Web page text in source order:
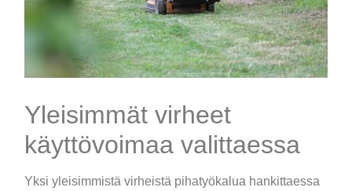
Yleisimmät virheet
käyttövoimaa valittaessa
Yksi yleisimmistä virheistä pihatyökalua hankittaessa